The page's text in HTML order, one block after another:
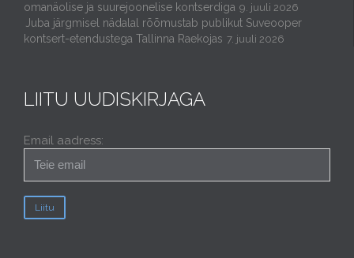
omanäolise ja suurejoonelise kontserdiga 9. juuli 2026
Juba järgmisel nädalal rõõmustab publikut Suveooper
kontsert-etendustega Tallinna Raekojas 7. juuli 2026
LIITU UUDISKIRJAGA
Email aadress: